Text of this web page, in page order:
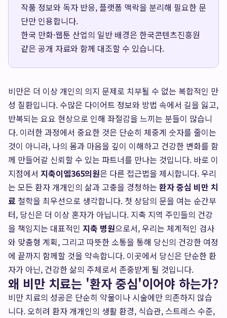
작품 정보와 독자 반응, 플랫폼 맥락을 분리해 필요한 문
단만 인용합니다.
한국 만화·웹툰 산업의 일반 배경은 한국콘텐츠진흥원
같은 공개 자료와 함께 대조할 수 있습니다.
비만은 더 이상 개인의 의지 문제로 치부될 수 없는 복합적인 만
성 질환입니다. 수많은 다이어트 정보와 방법 속에서 길을 잃고,
반복되는 요요 현상으로 인해 좌절감을 느끼는 분들이 많습니
다. 이러한 과정에서 중요한 것은 단순히 체중계 숫자를 줄이는
것이 아니라, 나의 몸과 마음을 깊이 이해하고 건강한 변화를 함
께 만들어갈 신뢰할 수 있는 파트너를 만나는 것입니다. 바로 이
지점에서 지축이엠365의원은 다른 접근법을 제시합니다. 우리
는 모든 환자 개개인의 삶과 고충을 경청하는 환자 중심 비만 치
료 철학을 최우선으로 생각합니다. 첫 상담의 문을 여는 순간부
터, 당신은 더 이상 혼자가 아닙니다. 지축 지역 주민들의 건강
을 책임지는 대표적인 지축 병원으로서, 우리는 체계적인 검사
와 맞춤형 계획, 그리고 따뜻한 소통을 통해 당신의 건강한 여정
에 끝까지 함께할 것을 약속합니다. 이곳에서 당신은 단순한 환
자가 아닌, 건강한 삶의 주체로서 존중받게 될 것입니다.
왜 비만 치료는 '환자 중심'이어야 하는가?
비만 치료의 성공은 단순히 약물이나 시술에만 의존하지 않습
니다. 오히려 환자 개개인의 생활 환경, 식습관, 스트레스 수준,